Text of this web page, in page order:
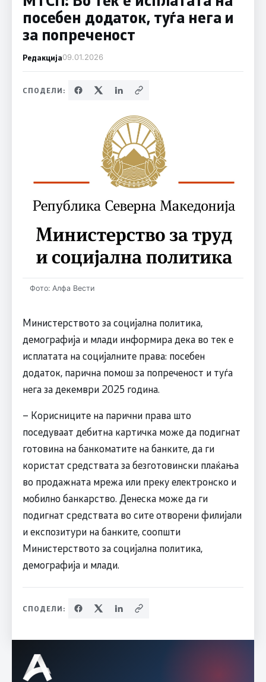
посебен додаток, туѓа нега и
за попреченост
Редакција09.01.2026
СПОДЕЛИ:
Фото: Алфа Вести
Министерството за социјална политика,
демографија и млади информира дека во тек е
исплатата на социјалните права: посебен
додаток, парична помош за попреченост и туѓа
нега за декември 2025 година.
– Корисниците на парични права што
поседуваат дебитна картичка може да подигнат
готовина на банкоматите на банките, да ги
користат средствата за безготовински плаќања
во продажната мрежа или преку електронско и
мобилно банкарство. Денеска може да ги
подигнат средствата во сите отворени филијали
и експозитури на банките, соопшти
Министерството за социјална политика,
демографија и млади.
СПОДЕЛИ: